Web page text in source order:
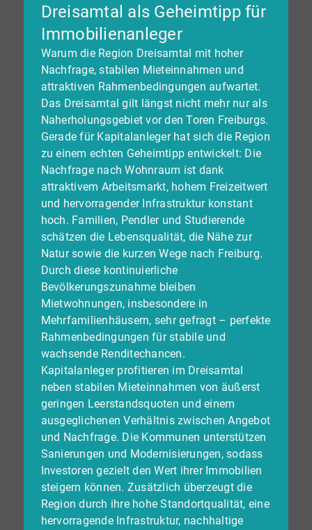
Dreisamtal als Geheimtipp für
Immobilienanleger
Warum die Region Dreisamtal mit hoher
Nachfrage, stabilen Mieteinnahmen und
attraktiven Rahmenbedingungen aufwartet.
Das Dreisamtal gilt längst nicht mehr nur als
Naherholungsgebiet vor den Toren Freiburgs.
Gerade für Kapitalanleger hat sich die Region
zu einem echten Geheimtipp entwickelt: Die
Nachfrage nach Wohnraum ist dank
attraktivem Arbeitsmarkt, hohem Freizeitwert
und hervorragender Infrastruktur konstant
hoch. Familien, Pendler und Studierende
schätzen die Lebensqualität, die Nähe zur
Natur sowie die kurzen Wege nach Freiburg.
Durch diese kontinuierliche
Bevölkerungszunahme bleiben
Mietwohnungen, insbesondere in
Mehrfamilienhäusern, sehr gefragt – perfekte
Rahmenbedingungen für stabile und
wachsende Renditechancen.
Kapitalanleger profitieren im Dreisamtal
neben stabilen Mieteinnahmen von äußerst
geringen Leerstandsquoten und einem
ausgeglichenen Verhältnis zwischen Angebot
und Nachfrage. Die Kommunen unterstützen
Sanierungen und Modernisierungen, sodass
Investoren gezielt den Wert ihrer Immobilien
steigern können. Zusätzlich überzeugt die
Region durch ihre hohe Standortqualität, eine
hervorragende Infrastruktur, nachhaltige